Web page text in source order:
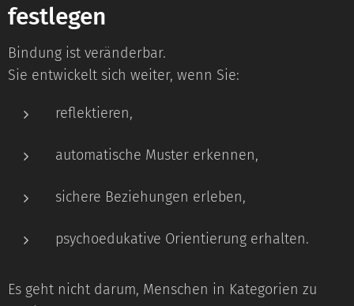
festlegen
Bindung ist veränderbar.
Sie entwickelt sich weiter, wenn Sie:
reflektieren,
automatische Muster erkennen,
sichere Beziehungen erleben,
psychoedukative Orientierung erhalten.
Es geht nicht darum, Menschen in Kategorien zu